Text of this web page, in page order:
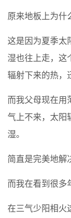
原来地板上为什
这是因为夏季太
湿也往上走，这
辐射下来的热，
而我父母现在用
气上不来，太阳
湿。
简直是完美地解
而我在看到很多
在三气少阳相火